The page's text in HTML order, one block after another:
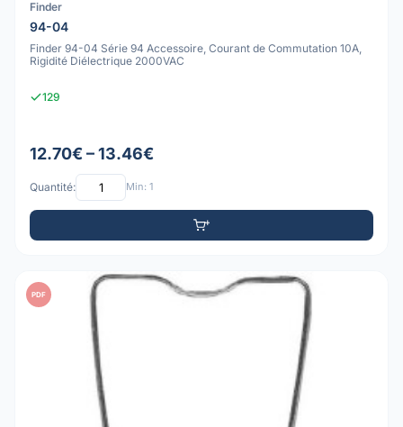
Finder
94-04
Finder 94-04 Série 94 Accessoire, Courant de Commutation 10A,
Rigidité Diélectrique 2000VAC
129
12.70€ – 13.46€
Quantité: Min: 1
PDF